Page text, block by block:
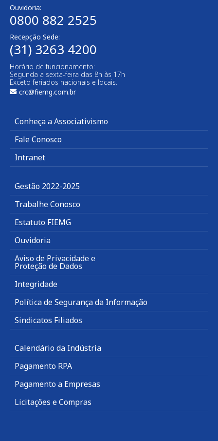
Ouvidoria:
0800 882 2525
Recepção Sede:
(31) 3263 4200
Horário de funcionamento:
Segunda a sexta-feira das 8h às 17h
Exceto feriados nacionais e locais.
crc@fiemg.com.br
Conheça a Associativismo
Fale Conosco
Intranet
Gestão 2022-2025
Trabalhe Conosco
Estatuto FIEMG
Ouvidoria
Aviso de Privacidade e
Proteção de Dados
Integridade
Política de Segurança da Informação
Sindicatos Filiados
Calendário da Indústria
Pagamento RPA
Pagamento a Empresas
Licitações e Compras